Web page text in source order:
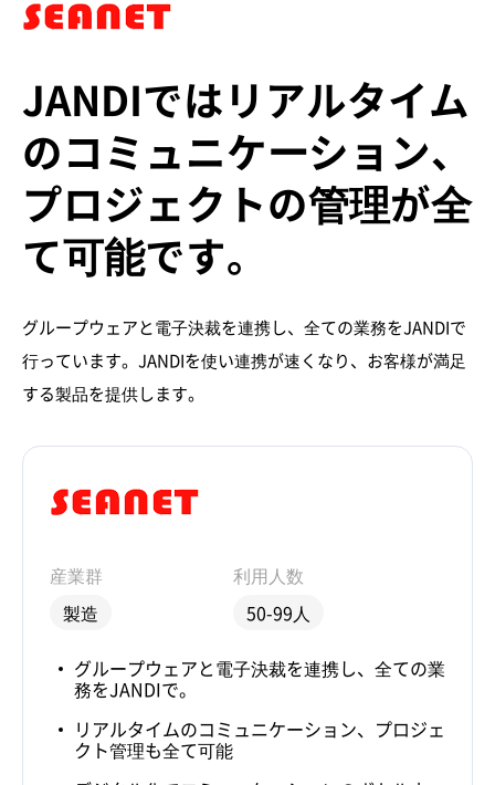
JANDIではリアルタイム
のコミュニケーション、
プロジェクトの管理が全
て可能です。
グループウェアと電子決裁を連携し、全ての業務をJANDIで
行っています。JANDIを使い連携が速くなり、お客様が満足
する製品を提供します。
産業群
製造
利用人数
50-99人
グループウェアと電子決裁を連携し、全ての業
務をJANDIで。
リアルタイムのコミュニケーション、プロジェ
クト管理も全て可能